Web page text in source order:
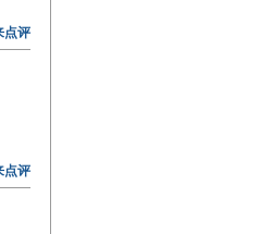
点评
点评